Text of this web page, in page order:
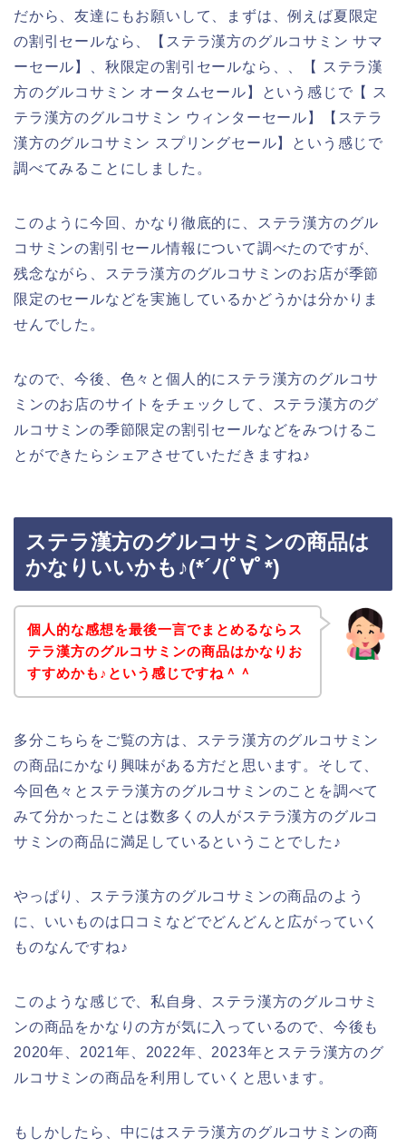
だから、友達にもお願いして、まずは、例えば夏限定
の割引セールなら、【ステラ漢方のグルコサミン サマ
ーセール】、秋限定の割引セールなら、、【 ステラ漢
方のグルコサミン オータムセール】という感じで【 ス
テラ漢方のグルコサミン ウィンターセール】【ステラ
漢方のグルコサミン スプリングセール】という感じで
調べてみることにしました。
このように今回、かなり徹底的に、ステラ漢方のグル
コサミンの割引セール情報について調べたのですが、
残念ながら、ステラ漢方のグルコサミンのお店が季節
限定のセールなどを実施しているかどうかは分かりま
せんでした。
なので、今後、色々と個人的にステラ漢方のグルコサ
ミンのお店のサイトをチェックして、ステラ漢方のグ
ルコサミンの季節限定の割引セールなどをみつけるこ
とができたらシェアさせていただきますね♪
ステラ漢方のグルコサミンの商品は
かなりいいかも♪(*´ﾉ(ﾟ∀ﾟ*)
個人的な感想を最後一言でまとめるならス
テラ漢方のグルコサミンの商品はかなりお
すすめかも♪という感じですね＾＾
多分こちらをご覧の方は、ステラ漢方のグルコサミン
の商品にかなり興味がある方だと思います。そして、
今回色々とステラ漢方のグルコサミンのことを調べて
みて分かったことは数多くの人がステラ漢方のグルコ
サミンの商品に満足しているということでした♪
やっぱり、ステラ漢方のグルコサミンの商品のよう
に、いいものは口コミなどでどんどんと広がっていく
ものなんですね♪
このような感じで、私自身、ステラ漢方のグルコサミ
ンの商品をかなりの方が気に入っているので、今後も
2020年、2021年、2022年、2023年とステラ漢方のグ
ルコサミンの商品を利用していくと思います。
もしかしたら、中にはステラ漢方のグルコサミンの商